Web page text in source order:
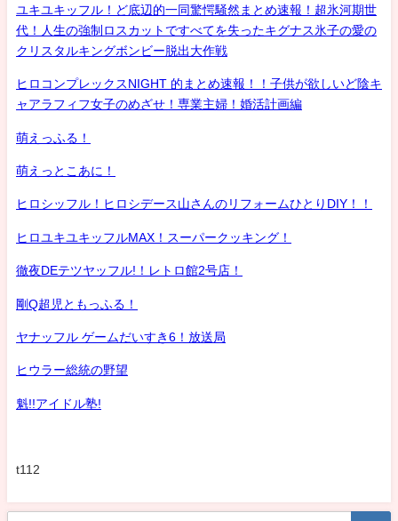
ユキユキッフル！ど底辺的一同驚愕騒然まとめ速報！超氷河期世
代！人生の強制ロスカットですべてを失ったキグナス氷子の愛の
クリスタルキングボンビー脱出大作戦
ヒロコンプレックスNIGHT 的まとめ速報！！子供が欲しいど陰キ
ャアラフィフ女子のめざせ！専業主婦！婚活計画編
萌えっふる！
萌えっとこあに！
ヒロシッフル！ヒロシデース山さんのリフォームひとりDIY！！
ヒロユキユキッフルMAX！スーパークッキング！
徹夜DEテツヤッフル!！レトロ館2号店！
剛Q超児ともっふる！
ヤナッフル ゲームだいすき6！放送局
ヒウラー総統の野望
魁!!アイドル塾!
t112